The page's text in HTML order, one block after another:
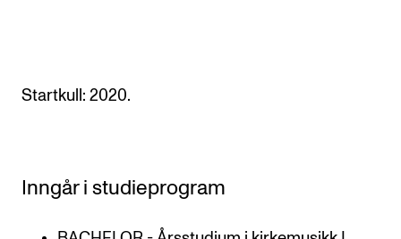
Låne utstyr
Canvas
Startkull: 2020.
Inngår i studieprogram